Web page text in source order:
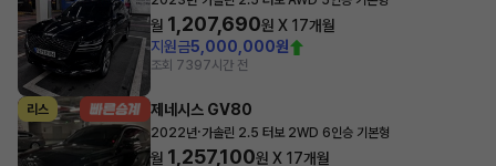
월 1,207,690원 X 17개월
지원금5,000,000원
조회 7397시간 전
리스 제네시스 GV80
2022년·가솔린 2.5 터보 2WD 6인승 기본형
월 1,257,100원 X 17개월